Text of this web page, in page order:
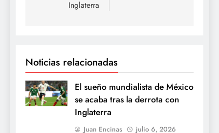
Inglaterra
Noticias relacionadas
El sueño mundialista de México
se acaba tras la derrota con
Inglaterra
Juan Encinas julio 6, 2026